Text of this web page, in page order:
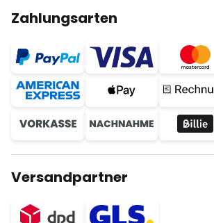
Zahlungsarten
Versandpartner